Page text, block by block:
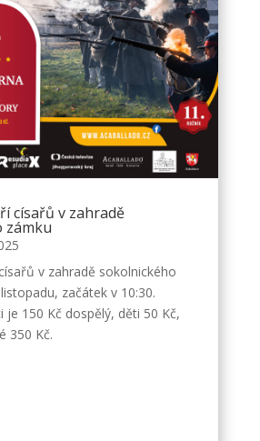
císařů v zahradě
zámku
v zahradě sokolnického
začátek v 10:30.
je 150 Kč dospělý, děti 50 Kč,
350 Kč.